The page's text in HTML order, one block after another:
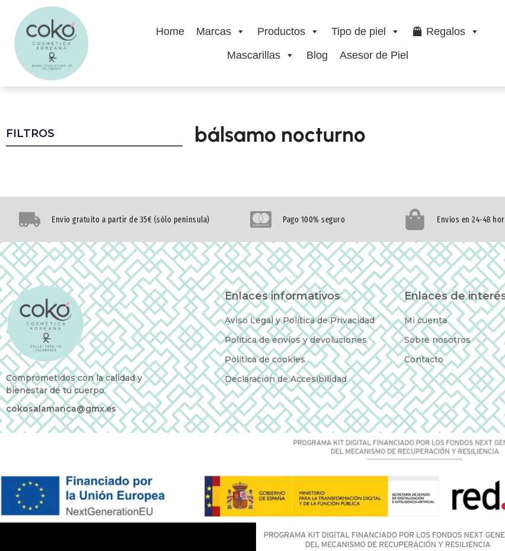
Home Marcas Productos Tipo de piel
Regalos
Mascarillas
Blog Asesor de Piel
FILTROS bálsamo nocturno
Envío gratuíto a partir de 35€ (sólo península) Pago 100% seguro Envíos en 24-48
Comprometidos con la calidad y
bienestar de tu cuerpo.
cokosalamanca@gmx.es
Enlaces informativos
Aviso Legal y Política de Privacidad
Política de envíos y devoluciones
Política de cookies
Declaración de Accesibilidad
Enlaces de
Mi cuenta
Sobre nosotros
Contacto